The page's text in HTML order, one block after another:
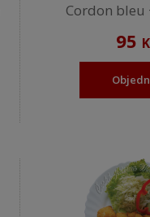
Cordon
95